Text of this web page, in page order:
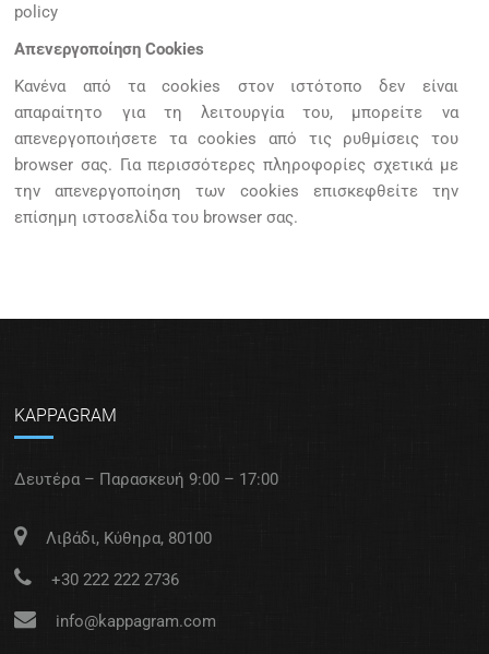
policy
Απενεργοποίηση Cookies
Κανένα από τα cookies στον ιστότοπο δεν είναι
απαραίτητο για τη λειτουργία του, μπορείτε να
απενεργοποιήσετε τα cookies από τις ρυθμίσεις του
browser σας. Για περισσότερες πληροφορίες σχετικά με
την απενεργοποίηση των cookies επισκεφθείτε την
επίσημη ιστοσελίδα του browser σας.
KAPPAGRAM
Δευτέρα – Παρασκευή 9:00 – 17:00
Λιβάδι, Κύθηρα, 80100
+30 222 222 2736
info@kappagram.com